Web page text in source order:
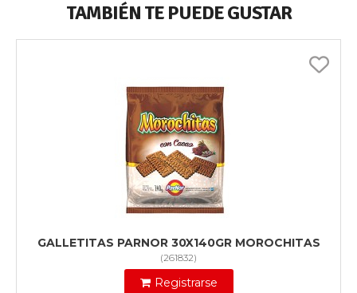
TAMBIÉN TE PUEDE GUSTAR
GALLETITAS PARNOR 30X140GR MOROCHITAS
(261832)
Registrarse